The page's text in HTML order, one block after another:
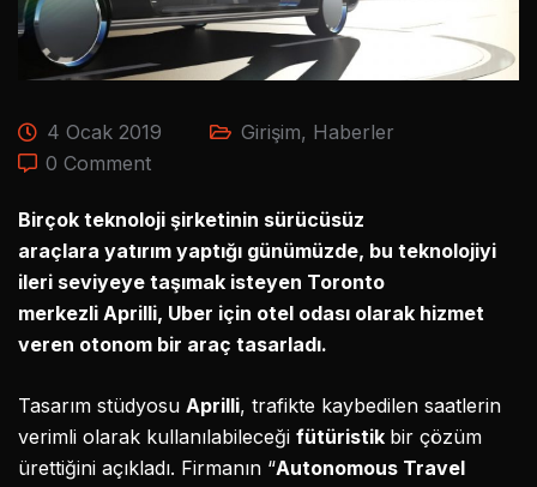
4 Ocak 2019 Girişim, Haberler
0 Comment
Birçok teknoloji şirketinin sürücüsüz
araçlara yatırım yaptığı günümüzde, bu teknolojiyi
ileri seviyeye taşımak isteyen Toronto
merkezli Aprilli, Uber için otel odası olarak hizmet
veren otonom bir araç tasarladı.
Tasarım stüdyosu Aprilli, trafikte kaybedilen saatlerin
verimli olarak kullanılabileceği fütüristik bir çözüm
ürettiğini açıkladı. Firmanın “Autonomous Travel